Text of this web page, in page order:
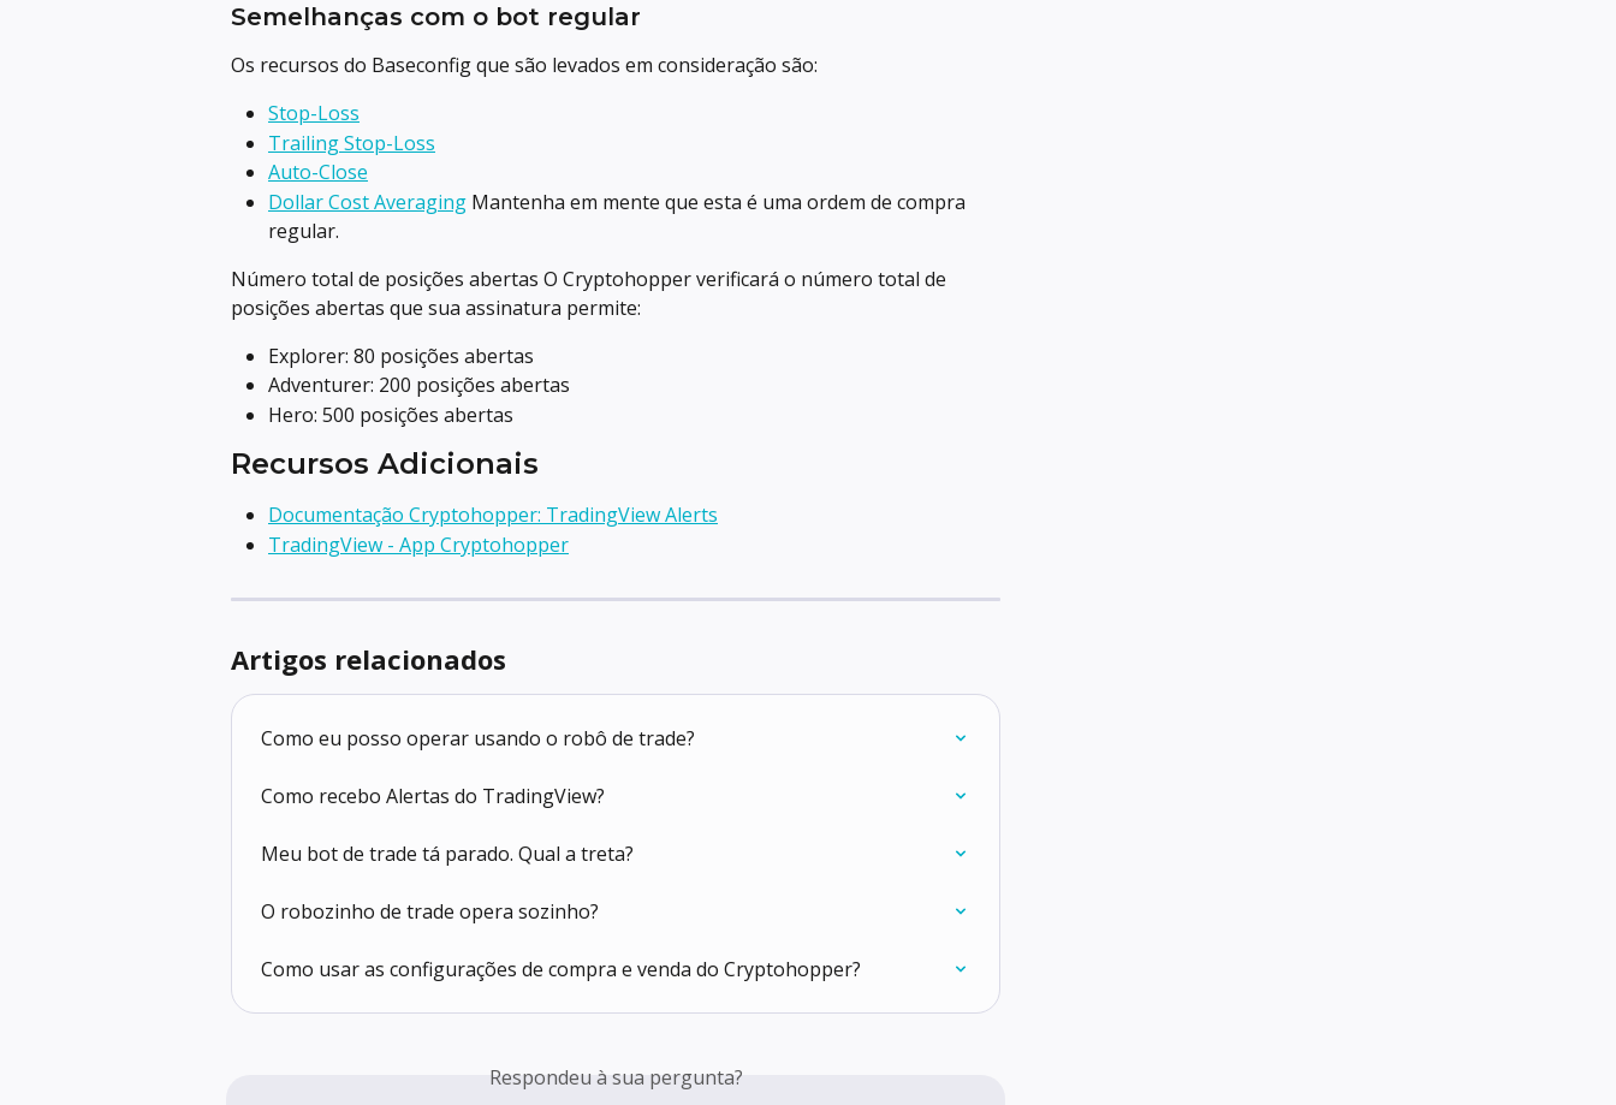
Semelhanças com o bot regular
Os recursos do Baseconfig que são levados em consideração são:
Stop-Loss
Trailing Stop-Loss
Auto-Close
Dollar Cost Averaging Mantenha em mente que esta é uma ordem de compra
regular.
Número total de posições abertas O Cryptohopper verificará o número total de
posições abertas que sua assinatura permite:
Explorer: 80 posições abertas
Adventurer: 200 posições abertas
Hero: 500 posições abertas
Recursos Adicionais
Documentação Cryptohopper: TradingView Alerts
TradingView - App Cryptohopper
Artigos relacionados
Como eu posso operar usando o robô de trade?
Como recebo Alertas do TradingView?
Meu bot de trade tá parado. Qual a treta?
O robozinho de trade opera sozinho?
Como usar as configurações de compra e venda do Cryptohopper?
Respondeu à sua pergunta?